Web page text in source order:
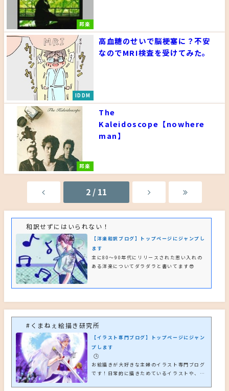
邦楽
IDDM
高血糖のせいで脳梗塞に？不安
なのでMRI検査を受けてみた。
邦楽
The
Kaleidoscope【nowhere
man】
2 / 11
和訳せずにはいられない！
【洋楽和訳ブログ】トップページにジャンプし
ます
主に80～90年代にリリースされた思い入れの
ある洋楽についてダラダラと書いてます😎
#くまねぇ絵描き研究所
【イラスト専門ブログ】トップページにジャン
プします
🕒️
お絵描きが大好きな主婦のイラスト専門ブログ
です！日常的に描きためているイラストや、独